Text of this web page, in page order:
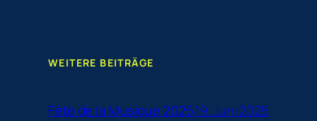
WEITERE BEITRÄGE
Fête de la Musique 202519. Juni 2025